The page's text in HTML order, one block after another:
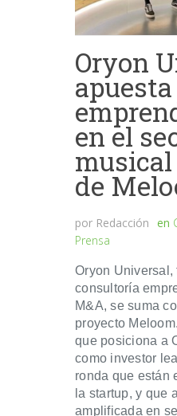
Oryon
en el
de
por Redacción en
Prensa
Oryon Universal,
consultoría
M&A, se suma
proyecto
que posiciona a
como investor
ronda que están
la startup, y que
amplificada en